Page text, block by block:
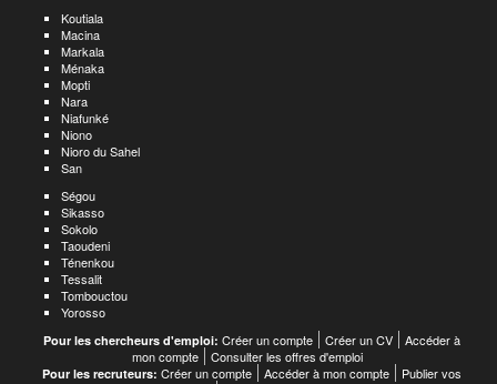
Koutiala
Macina
Markala
Ménaka
Mopti
Nara
Niafunké
Niono
Nioro du Sahel
San
Ségou
Sikasso
Sokolo
Taoudeni
Ténenkou
Tessalit
Tombouctou
Yorosso
Pour les chercheurs d'emploi: Créer un compte Créer un CV
Accéder à
mon compte
Consulter les offres d'emploi
Pour les recruteurs: Créer un compte Accéder à mon compte
Publier vos